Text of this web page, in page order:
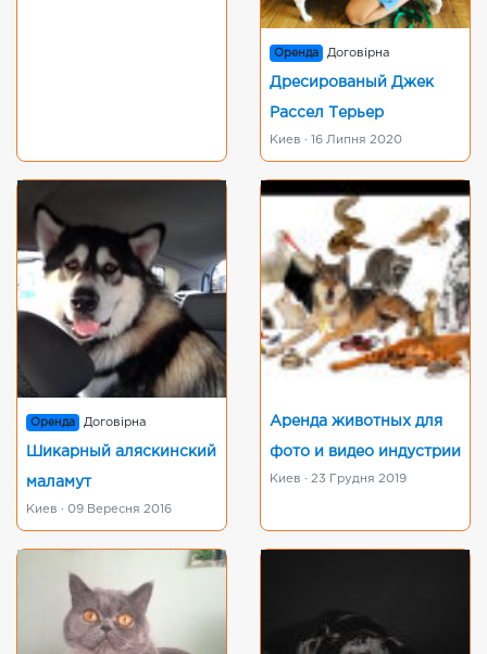
Оренда Договірна
Дресированый Джек
Рассел Терьер
Киев · 16 Липня 2020
Оренда Договірна
Шикарный аляскинский
маламут
Киев · 09 Вересня 2016
Аренда животных для
фото и видео индустрии
Киев · 23 Грудня 2019